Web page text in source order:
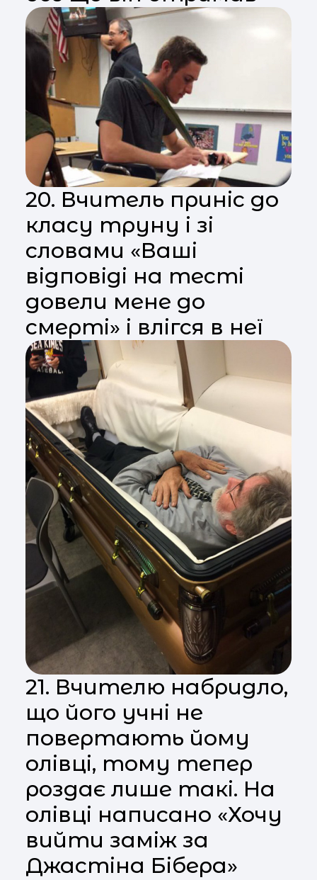
20. Вчитель приніс до
класу труну і зі
словами «Ваші
відповіді на тесті
довели мене до
смерті» і влігся в неї
21. Вчителю набридло,
що його учні не
повертають йому
олівці, тому тепер
роздає лише такі. На
олівці написано «Хочу
вийти заміж за
Джастіна Бібера»